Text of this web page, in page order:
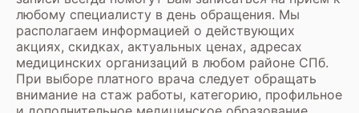
любому специалисту в день обращения. Мы
располагаем информацией о действующих
акциях, скидках, актуальных ценах, адресах
медицинских организаций в любом районе СПб.
При выборе платного врача следует обращать
внимание на стаж работы, категорию, профильное